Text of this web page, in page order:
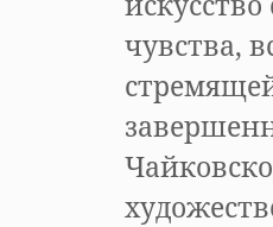
чувства,